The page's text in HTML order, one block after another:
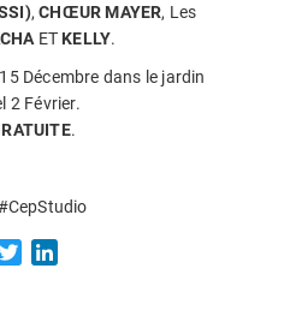
, CHŒUR MAYER, Les
ET KELLY.
Décembre dans le jardin
2 Février.
.